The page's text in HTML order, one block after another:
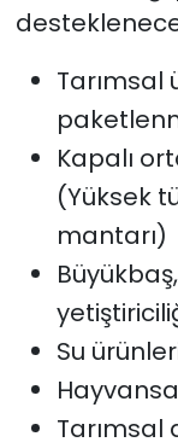
Tarımsal
Kapalı
(Yüksek
mantarı)
Su
Tarımsal